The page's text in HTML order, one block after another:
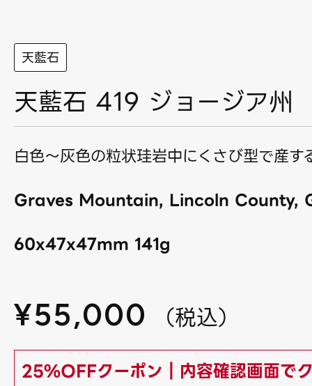
天藍石
天藍石 419 ジョージア州
白色〜灰色の粒状珪岩中にくさび型で産す
Graves Mountain, Lincoln County,
60x47x47mm 141g
¥55,000 （税込）
25%OFFクーポン｜内容確認画面で